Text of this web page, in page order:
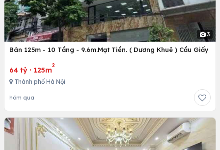
3
Bán 125m - 10 Tầng - 9.6m.Mạt Tiền. ( Dương Khuê ) Cầu Giấy
64 tỷ · 125m
2
Thành phố Hà Nội
hôm qua